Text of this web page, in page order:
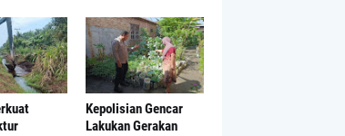
Kepolisian Gencar
Lakukan Gerakan